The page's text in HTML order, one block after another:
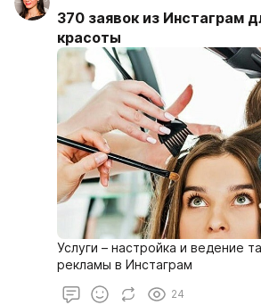
370 заявок из Инстаграм
красоты
Услуги – настройка и ведение
рекламы в Инстаграм
24